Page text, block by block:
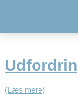
(Læs mere)